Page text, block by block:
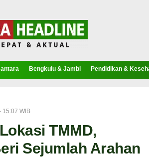
Bengkulu & Jambi Pendidikan &
15:07 WIB
TMMD,
Sejumlah Arahan